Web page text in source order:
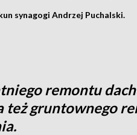
synagogi Andrzej Puchalski.
remontu
też gruntownego